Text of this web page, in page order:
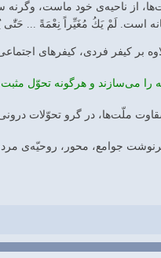
است. لَمْ يَكُ مُغَيِّراً نِعْمَةً‌ ... حَتّٰى
بر كيفر فردى، كيفرهاى
را مى‌سازند و هرگونه تحوّل
ملّت‌ها، در گرو تحوّلات
جوامع، محور، روحيّه‌ى